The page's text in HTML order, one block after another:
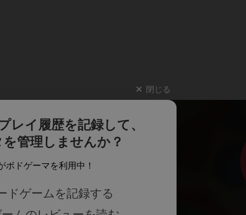
閉じる
レイ履歴を記録して、
管理しませんか？
ボドゲーマを利用中！
ドゲームを記録する